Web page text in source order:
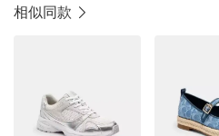
相似同款